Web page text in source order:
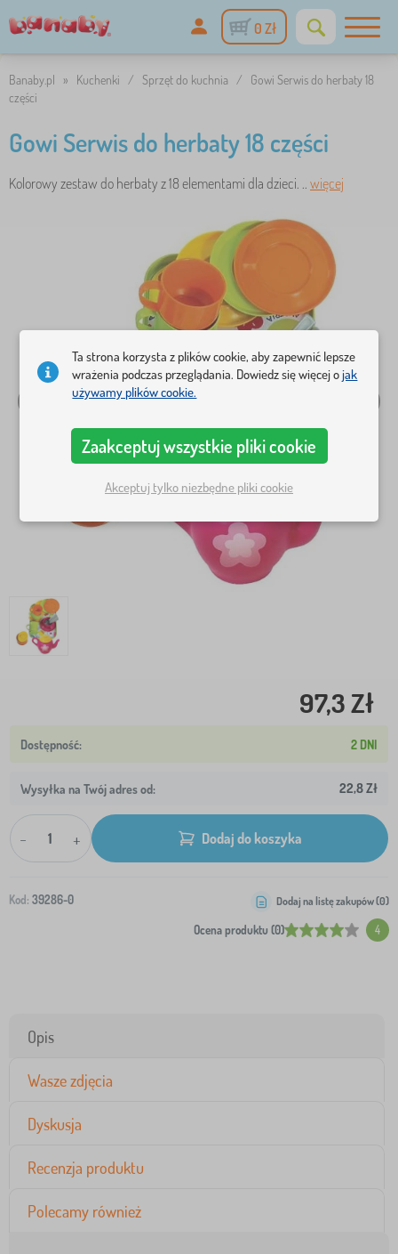
0 Zł
Banaby.pl » Kuchenki / Sprzęt do kuchnia /
Gowi Serwis do herbaty 18
części
Gowi Serwis do herbaty 18 części
Kolorowy zestaw do herbaty z 18 elementami dla dzieci. .. więcej
97,3 Zł
2 DNI
Wysyłka na Twój adres od: 22,8 Zł
- + Dodaj do koszyka
Kod: 39286-0
Ocena produktu (0) 4
Dodaj na listę zakupów (0)
Opis
Wasze zdjęcia
Dyskusja
Recenzja produktu
Polecamy również
Ta strona korzysta z plików cookie, aby zapewnić lepsze
wrażenia podczas przeglądania. Dowiedz się więcej ojak
używamy plików cookie.
Zaakceptuj wszystkie pliki cookie
Akceptuj tylko niezbędne pliki cookie